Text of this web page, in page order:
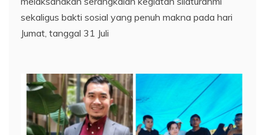
sekaligus bakti sosial yang penuh makna pada hari
Jumat, tanggal 31 Juli